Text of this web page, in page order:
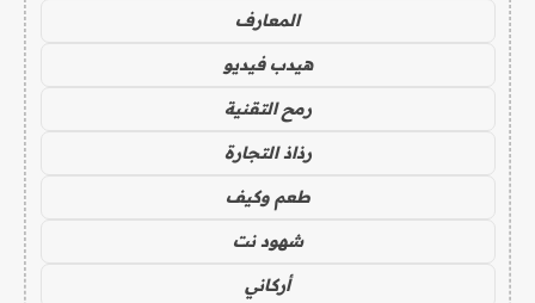
المعارف
هيدب فيديو
رمح التقنية
رذاذ التجارة
طعم وكيف
شهود نت
أركاني